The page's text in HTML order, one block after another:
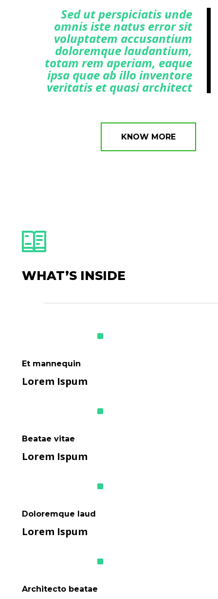
Sed ut perspiciatis unde
omnis iste natus error sit
voluptatem accusantium
doloremque laudantium,
totam rem aperiam, eaque
ipsa quae ab illo inventore
veritatis et quasi architect
KNOW MORE
WHAT’S INSIDE
^
Et mannequin
Lorem Ispum
^
Beatae vitae
Lorem Ispum
^
Doloremque laud
Lorem Ispum
^
Architecto beatae